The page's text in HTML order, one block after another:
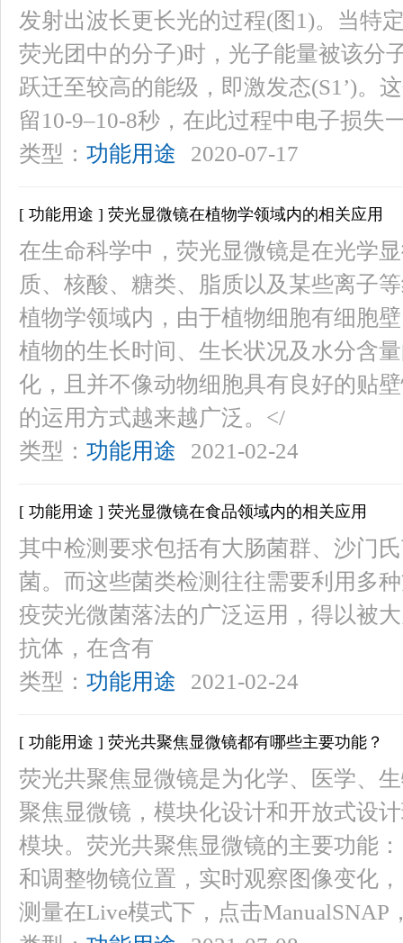
发射出波长更长光的过程(图1)。当特
荧光团中的分子)时，光子能量被该分
跃迁至较高的能级，即激发态(S1’)。
留10-9–10-8秒，在此过程中电子损
类型： 功能用途 2020-07-17
[ 功能用途 ] 荧光显微镜在植物学领域内的相关应用
在生命科学中，荧光显微镜是在光学
质、核酸、糖类、脂质以及某些离子
植物学领域内，由于植物细胞有细胞
植物的生长时间、生长状况及水分含
化，且并不像动物细胞具有良好的贴
的运用方式越来越广泛。</
类型： 功能用途 2021-02-24
[ 功能用途 ] 荧光显微镜在食品领域内的相关应用
其中检测要求包括有大肠菌群、沙门
菌。而这些菌类检测往往需要利用多
疫荧光微菌落法的广泛运用，得以被
抗体，在含有
类型： 功能用途 2021-02-24
[ 功能用途 ] 荧光共聚焦显微镜都有哪些主要功能？
荧光共聚焦显微镜是为化学、医学、
聚焦显微镜，模块化设计和开放式设
模块。荧光共聚焦显微镜的主要功能
和调整物镜位置，实时观察图像变化
测量在Live模式下，点击ManualSNAP